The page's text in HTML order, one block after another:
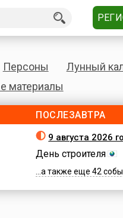
Персоны
Лунный
материалы
ПОСЛЕЗАВТРА
9 августа 2026
День строителя
...а также еще 42